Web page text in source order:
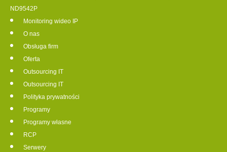
ND9542P
Monitoring wideo IP
O nas
Obsługa firm
Oferta
Outsourcing IT
Outsourcing IT
Polityka prywatności
Programy
Programy własne
RCP
Serwery